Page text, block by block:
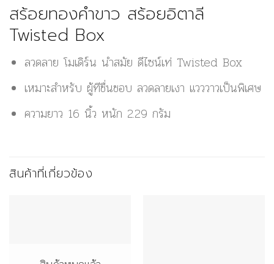
สร้อยทองคำขาว สร้อยอิตาลี
Twisted Box
ลวดลาย โมเดิร์น นำสมัย ดีไซน์เท่ Twisted Box
เหมาะสำหรับ ผู้ทีชื่นชอบ ลวดลายเงา แวววาวเป็นพิเศษ
ความยาว 16 นิ้ว หนัก 2.29 กรัม
สินค้าที่เกี่ยวข้อง